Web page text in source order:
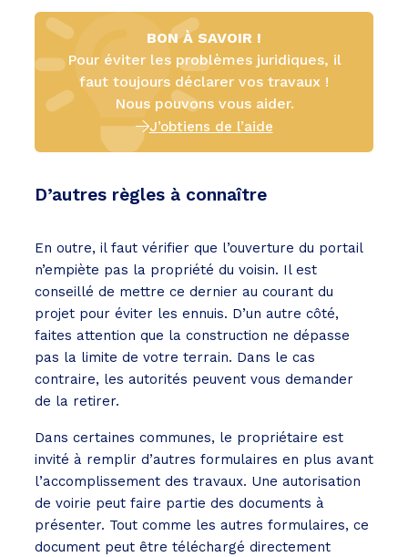
BON À SAVOIR !
Pour éviter les problèmes juridiques, il
faut toujours déclarer vos travaux !
Nous pouvons vous aider.
J’obtiens de l’aide
D’autres règles à connaître
En outre, il faut vérifier que l’ouverture du portail
n’empiète pas la propriété du voisin. Il est
conseillé de mettre ce dernier au courant du
projet pour éviter les ennuis. D’un autre côté,
faites attention que la construction ne dépasse
pas la limite de votre terrain. Dans le cas
contraire, les autorités peuvent vous demander
de la retirer.
Dans certaines communes, le propriétaire est
invité à remplir d’autres formulaires en plus avant
l’accomplissement des travaux. Une autorisation
de voirie peut faire partie des documents à
présenter. Tout comme les autres formulaires, ce
document peut être téléchargé directement